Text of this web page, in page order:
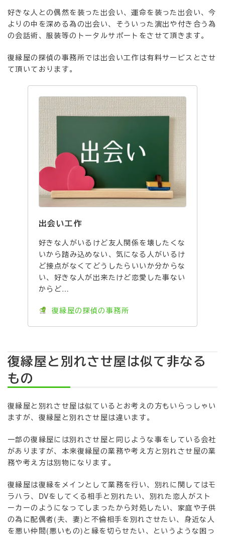
好きな人との偶然を装った出会い、運命を装った出会い、今
よりの中を深める為の出会い、そういった演出や付き合う為
の会話術、服装等のトータルサポートをさせて頂きます。
復縁屋の探偵の事務所では出会い工作は有料サービスとさせ
て頂いております。
出会い工作
好きな人がいるけど友人関係を壊したくな
いから踏み込めない、気になる人がいるけ
ど接点がなくてどうしたらいいか分からな
い、好きな人が出来たけど恋愛した事ない
からど…
復縁屋の探偵の事務所
復縁屋と別れさせ屋は似て非なる
もの
復縁屋と別れさせ屋は似ているとお考えの方もいらっしゃい
ますが、復縁屋と別れさせ屋は違います。
一部の復縁屋には別れさせ屋と同じような事をしている会社
がありますが、本来復縁屋の業務や考え方と別れさせ屋の業
務や考え方は別物になります。
復縁屋は復縁をメインとして業務を行い、別れに関してはモ
ラハラ、DVをしてくる相手と別れたい、別れた恋人がスト
ーカーのようになってしまったから対処したい、家庭や子供
の為に配偶者(夫、妻)と不倫相手を別れさせたい、身近な人
を悪い仲間(悪いもの)と縁を切らせたい、というような困っ